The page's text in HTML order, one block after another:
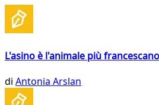
L'asino è l'animale più
di Antonia Arslan